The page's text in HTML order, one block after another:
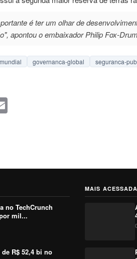
é ter um olhar de
apontou o embaixador Philip Fox-
governanca-global seguranca-
no TechCrunch
mil...
R$ 52,4 bi no
MAIS